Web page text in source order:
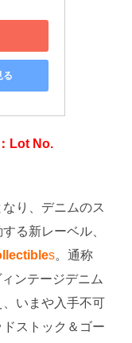
る
Lot No.
り、デニムのス
る新レーベル、
s。通称
ンテージデニム
いまや入手不可
ストック＆ゴー